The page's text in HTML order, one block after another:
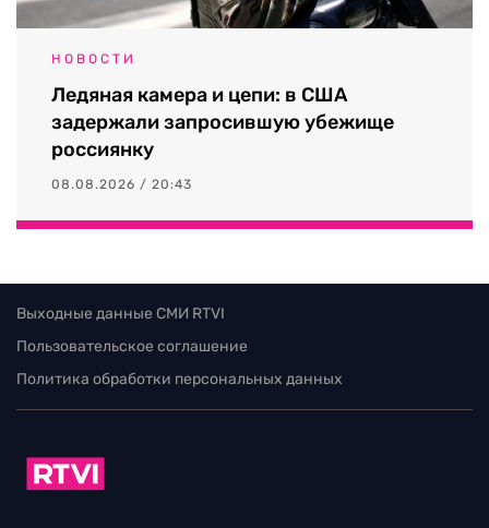
НОВОСТИ
Ледяная камера и цепи: в США
задержали запросившую убежище
россиянку
08.08.2026 / 20:43
Выходные данные СМИ RTVI
Пользовательское соглашение
Политика обработки персональных данных